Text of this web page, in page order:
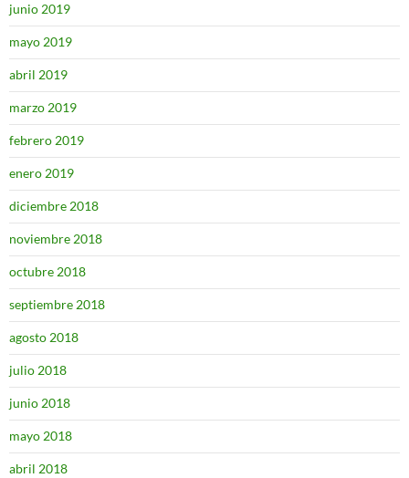
junio 2019
mayo 2019
abril 2019
marzo 2019
febrero 2019
enero 2019
diciembre 2018
noviembre 2018
octubre 2018
septiembre 2018
agosto 2018
julio 2018
junio 2018
mayo 2018
abril 2018